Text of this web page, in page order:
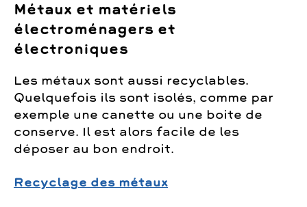
Métaux et matériels
électroménagers et
électroniques
Les métaux sont aussi recyclables.
Quelquefois ils sont isolés, comme par
exemple une canette ou une boite de
conserve. Il est alors facile de les
déposer au bon endroit.
Recyclage des métaux